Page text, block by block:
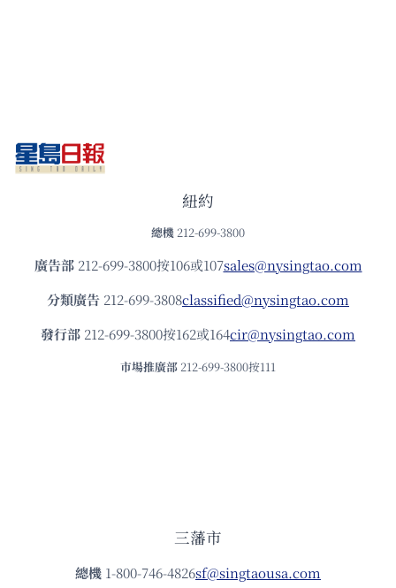
紐約
總機 212-699-3800
廣告部212-699-3800按106或107sales@nysingtao.com
分類廣告 212-699-3808classified@nysingtao.com
發⾏部 212-699-3800按162或164cir@nysingtao.com
市場推廣部 212-699-3800按111
三藩市
總機 1-800-746-4826sf@singtaousa.com